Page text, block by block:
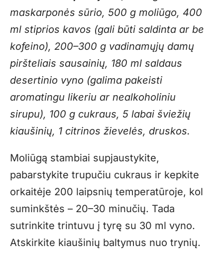
maskarponės sūrio, 500 g moliūgo, 400
ml stiprios kavos (gali būti saldinta ar be
kofeino), 200–300 g vadinamųjų damų
piršteliais sausainių, 180 ml saldaus
desertinio vyno (galima pakeisti
aromatingu likeriu ar nealkoholiniu
sirupu), 100 g cukraus, 5 labai šviežių
kiaušinių, 1 citrinos žievelės, druskos.
Moliūgą stambiai supjaustykite,
pabarstykite trupučiu cukraus ir kepkite
orkaitėje 200 laipsnių temperatūroje, kol
suminkštės – 20–30 minučių. Tada
sutrinkite trintuvu į tyrę su 30 ml vyno.
Atskirkite kiaušinių baltymus nuo trynių.